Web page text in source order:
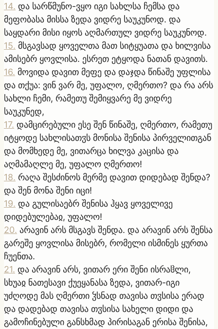
14. და სარწმუნო-ვყო იგი სახლსა ჩემსა და
მეფობასა მისსა ზედა ვიდრე საუკუნოდ. და
საყდარი მისი იყოს აღმართულ ვიდრე საუკუნოდ.
15. მსგავსად ყოველთა მათ სიტყუათა და ხილვისა
ამისებრ ყოვლისა. ესრეთ ეტყოდა ნათან დავითს.
16. მოვიდა დავით მეფე და დაჯდა წინაშე უფლისა
და თქუა: ვინ ვარ მე, უფალო, ღმერთო? და რა არს
სახლი ჩემი, რამეთუ შემიყვარე მე ვიდრე
საუკუნედ,
17. დამცირებული ესე შენ წინაშე, ღმერთო, რამეთუ
იტყოდე სახლისათჳს მონისა შენისა პირველითგან
და მომხედე მე, ვითარცა ხილვა კაცისა და
აღმამაღლე მე, უფალო ღმერთო!
18. რაღა შესძინოს მერმე დავით დიდებად შენდა?
და შენ მონა შენი იცი!
19. და გულისაებრ შენისა ჰყავ ყოველივე
დიდებულებაჲ, უფალო!
20. არავინ არს მსგავს შენდა. და არავინ არს შენსა
გარეშე ყოვლისა მისებრ, რომელი ისმინეს ყურთა
ჩუენთა.
21. და არავინ არს, ვითარ ერი შენი ისრაჱლი,
სხუაჲ ნათესავი ქუეყანასა ზედა, ვითარ-იგი
უძღოდე მას ღმერთი ჴსნად თავისა თჳსისა ერად
და დადებად თავისა თჳსისა სახელი დიდი და
გამოჩინებული განსხმად პირისაგან ერისა შენისა,